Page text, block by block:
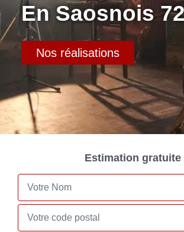
En Saosnois
Nos réalisations
Estimation gratuite